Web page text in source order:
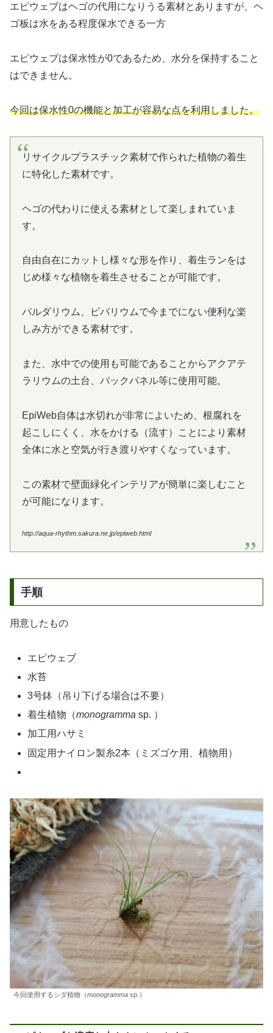
エピウェブはヘゴの代用になりうる素材とありますが、ヘ
ゴ板は水をある程度保水できる一方
エピウェブは保水性が0であるため、水分を保持すること
はできません。
今回は保水性0の機能と加工が容易な点を利用しました。
リサイクルプラスチック素材で作られた植物の着生
に特化した素材です。
ヘゴの代わりに使える素材として楽しまれていま
す。
自由自在にカットし様々な形を作り、着生ランをは
じめ様々な植物を着生させることが可能です。
パルダリウム、ビバリウムで今までにない便利な楽
しみ方ができる素材です。
また、水中での使用も可能であることからアクアテ
ラリウムの土台、バックパネル等に使用可能。
EpiWeb自体は水切れが非常によいため、根腐れを
起こしにくく、水をかける（流す）ことにより素材
全体に水と空気が行き渡りやすくなっています。
この素材で壁面緑化インテリアが簡単に楽しむこと
が可能になります。
http://aqua-rhythm.sakura.ne.jp/epiweb.html
手順
用意したもの
エピウェブ
水苔
3号鉢（吊り下げる場合は不要）
着生植物（monogramma sp. ）
加工用ハサミ
固定用ナイロン製糸2本（ミズゴケ用、植物用）
今回使用するシダ植物（monogramma sp.）